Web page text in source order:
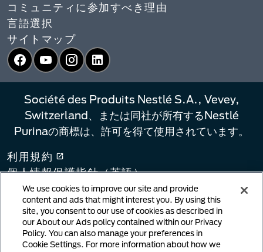
コミュニティに参加すべき理由
言語選択​
サイトマップ
Facebook
YouTubeInstagram
LinkedIn
Société des Produits Nestlé S.A., Vevey,
Switzerland、または同社が所有するNestlé
Purinaの商標は、許可を得て使用されています。
利用規約
個人情報保護指針（英語）​
プライバシーポリシー（日本語）​
プライバシー選択
リンクポリシー
著作権侵害の通知
We use cookies to improve our site and provide
content and ads that might interest you. By using this
site, you consent to our use of cookies as described in
our About our Ads policy contained within our Privacy
Policy. You can also manage your preferences in
Cookie Settings. For more information about how we